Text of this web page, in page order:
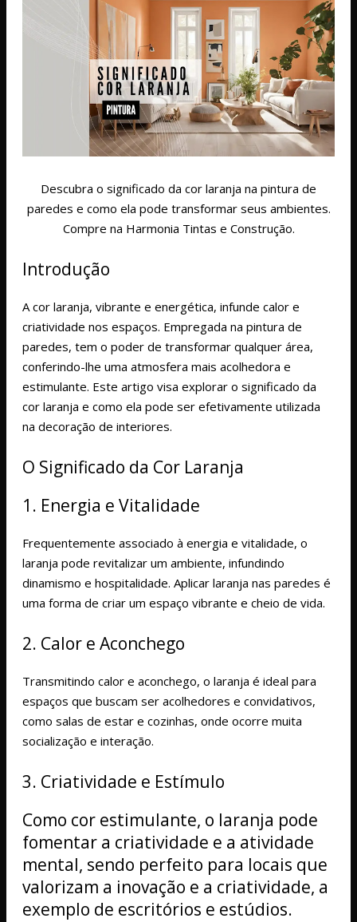
Descubra o significado da cor laranja na pintura de
paredes e como ela pode transformar seus ambientes.
Compre na Harmonia Tintas e Construção.
Introdução
A cor laranja, vibrante e energética, infunde calor e
criatividade nos espaços. Empregada na pintura de
paredes, tem o poder de transformar qualquer área,
conferindo-lhe uma atmosfera mais acolhedora e
estimulante. Este artigo visa explorar o significado da
cor laranja e como ela pode ser efetivamente utilizada
na decoração de interiores.
O Significado da Cor Laranja
1. Energia e Vitalidade
Frequentemente associado à energia e vitalidade, o
laranja pode revitalizar um ambiente, infundindo
dinamismo e hospitalidade. Aplicar laranja nas paredes é
uma forma de criar um espaço vibrante e cheio de vida.
2. Calor e Aconchego
Transmitindo calor e aconchego, o laranja é ideal para
espaços que buscam ser acolhedores e convidativos,
como salas de estar e cozinhas, onde ocorre muita
socialização e interação.
3. Criatividade e Estímulo
Como cor estimulante, o laranja pode
fomentar a criatividade e a atividade
mental, sendo perfeito para locais que
valorizam a inovação e a criatividade, a
exemplo de escritórios e estúdios.